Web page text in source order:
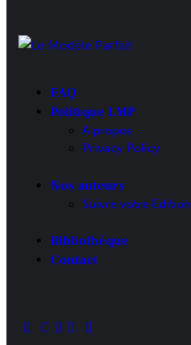
FAQ
Politique LMP
A propos
Privacy Policy
Nos auteurs
Suivre votre Edition
Bibliothèque
Contact